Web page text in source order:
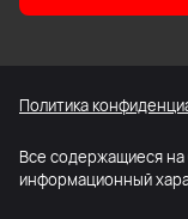
Политика
Все содержащиеся
информационный